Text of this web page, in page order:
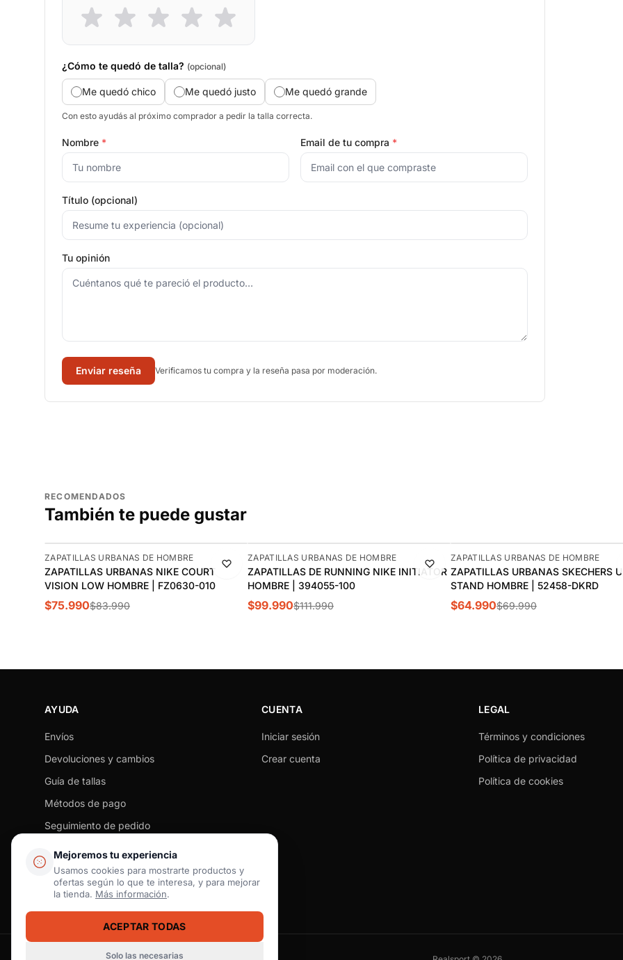
Mejoremos tu experiencia
Usamos cookies para mostrarte productos y
ofertas según lo que te interesa, y para mejorar
la tienda. Más información.
ACEPTAR TODAS
Solo las necesarias
¿Cómo te quedó de talla? (opcional)
Me quedó chico Me quedó justo Me quedó grande
Con esto ayudás al próximo comprador a pedir la talla correcta.
Nombre * Email de tu compra *
Título (opcional)
Tu opinión
Enviar reseña Verificamos tu compra y la reseña pasa por moderación.
RECOMENDADOS
También te puede gustar
-10%
ZAPATILLAS URBANAS DE HOMBRE
ZAPATILLAS URBANAS NIKE COURT
VISION LOW HOMBRE | FZ0630-010
$75.990$83.990
-11%
ZAPATILLAS URBANAS DE HOMBRE
ZAPATILLAS DE RUNNING NIKE INITIATOR
HOMBRE | 394055-100
$99.990$111.990
-7%
ZAPATILLAS URBANAS DE HOMBRE
ZAPATILLAS URBANAS SKECHERS
STAND HOMBRE | 52458-DKRD
$64.990$69.990
AYUDA
Envíos
Devoluciones y cambios
Guía de tallas
Métodos de pago
Seguimiento de pedido
Tiendas físicas
Contacto
CUENTA
Iniciar sesión
Crear cuenta
LEGAL
Términos y condiciones
Política de privacidad
Política de cookies